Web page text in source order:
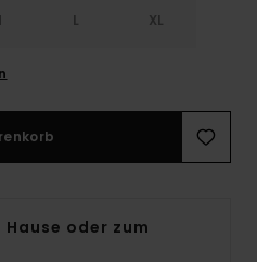
L XL
oder zum